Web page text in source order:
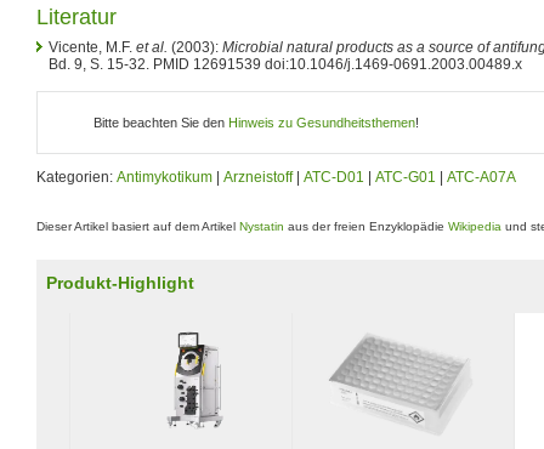
Literatur
Vicente, M.F. et al. (2003): Microbial natural products as a source of
Bd. 9, S. 15-32. PMID 12691539 doi:10.1046/j.1469-0691.2003.00489.x
Bitte beachten Sie den Hinweis zu Gesundheitsthemen!
Kategorien: Antimykotikum Arzneistoff| ATC-D01 ATC-G01 ATC-A07A
Dieser Artikel basiert auf dem Artikel Nystatin aus der freien Enzyklopädie Wikipedia und
Produkt-Highlight